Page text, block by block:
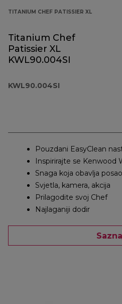
TITANIUM CHEF PATISSIER XL
Titanium Chef
Patissier XL
KWL90.004SI
KWL90.004SI
Pouzdani EasyClean
Inspirirajte se Kenwood
Snaga koja obavlja posao
Svjetla, kamera, akcija
Prilagodite svoj Chef
Najlaganiji dodir